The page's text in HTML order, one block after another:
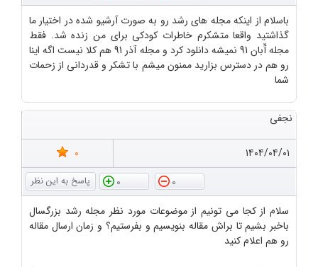
باسلام از اینکه مجله های رشد رو به صورت آرشیو شده در اختیار ما
گذاشتید واقعا متشکرم خاطرات کودکی برای من زنده شد. فقط
مجله آّبان 91 نمیشه دانلود کرد و مجله آذر 91 هم کلا نیست اگه اینا
رو هم در دسترس بزارید ممنون میشم با تشکر و قدردانی از زحمات
شما
نجفی
۱۴۰۴/۰۴/۰۱
0
0
0
سلام از کجا می تونیم از موضوعات مورد نظر مجله رشد بزرگسال
باخبر بشیم تا براش مقاله بنویسیم و بفرستیم؟ و زمان ارسال مقاله
رو هم اعلام کنید